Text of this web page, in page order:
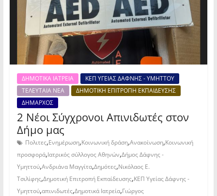
ΔΗΜΟΤΙΚΑ ΙΑΤΡΕΙΑ
ΚΕΠ ΥΓΕΙΑΣ ΔΑΦΝΗΣ - ΥΜΗΤΤΟΥ
ΤΕΛΕΥΤΑΙΑ ΝΕΑ
ΔΗΜΟΤΙΚΗ ΕΠΙΤΡΟΠΗ ΕΚΠΑΙΔΕΥΣΗΣ
ΔΗΜΑΡΧΟΣ
2 Νέοι Σύγχρονοι Απινιδωτές στον
Δήμο μας
Πολιτες,Ενημέρωση,Κοινωνική δράση,Ανακοίνωση,Κοινωνική
προσφορά,Ιατρικός σύλλογος Αθηνών,Δήμος Δάφνης -
Υμηττού,Ανδριάνα Μαγγίτα,Δημότες,Νικόλαος Ε.
Τσιλίφης,Δημοτική Επιτροπή Εκπαίδευσης,ΚΕΠ Υγείας Δάφνης -
Υμηττού,απινιδωτές,Δημοτικά Ιατρεία,Γιώργος